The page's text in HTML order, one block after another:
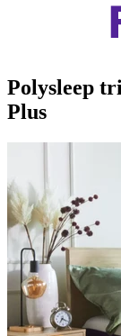
Polysleep
Plus